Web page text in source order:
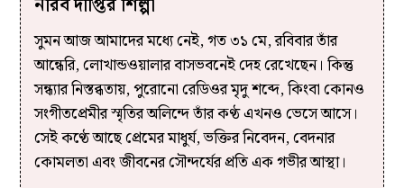
সুমন আজ আমাদের মধ্যে নেই, গত ৩১ মে, রবিবার তাঁর
আন্ধেরি, লোখান্ডওয়ালার বাসভবনেই দেহ রেখেছেন। কিন্তু
সন্ধ্যার নিস্তব্ধতায়, পুরোনো রেডিওর মৃদু শব্দে, কিংবা কোনও
সংগীতপ্রেমীর স্মৃতির অলিন্দে তাঁর কণ্ঠ এখনও ভেসে আসে।
সেই কণ্ঠে আছে প্রেমের মাধুর্য, ভক্তির নিবেদন, বেদনার
কোমলতা এবং জীবনের সৌন্দর্যের প্রতি এক গভীর আস্থা।